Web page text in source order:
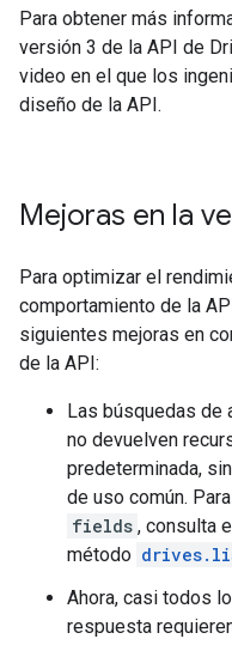
Para obtener más
versión 3 de la API de
video en el que los
diseño de la API.
Mejoras en la
Para optimizar el
comportamiento de la
siguientes mejoras en
de la API:
Las búsquedas de
no devuelven
predeterminada,
de uso común.
fields , consulta
método
Ahora, casi todos
respuesta